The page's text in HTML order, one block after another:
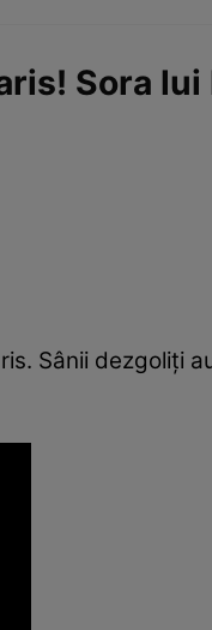
Sora lui
Sânii dezgoliți